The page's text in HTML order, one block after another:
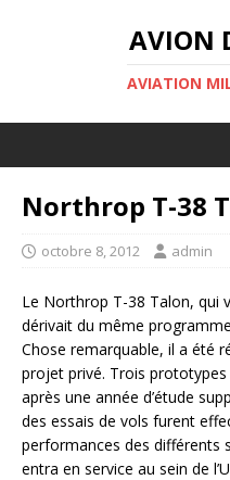
AVION
AVIATION
Northrop T-38
octobre 8, 2012 admin
Le Northrop T-38 Talon, qui
dérivait du même
Chose remarquable, il a été
projet privé. Trois
après une année d’étude
des essais de vols furent
performances des différents
entra en service au sein de